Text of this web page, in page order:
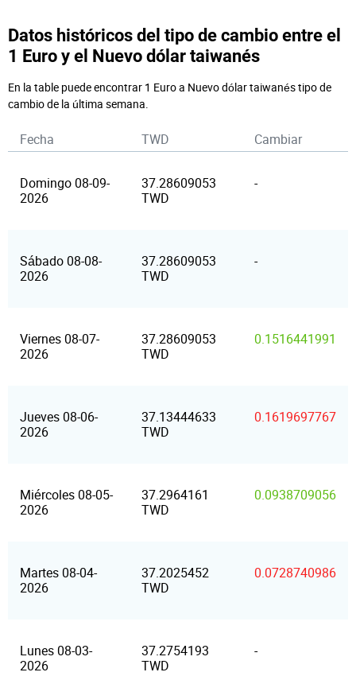
Datos históricos del tipo de cambio entre el
1 Euro y el Nuevo dólar taiwanés
En la table puede encontrar 1 Euro a Nuevo dólar taiwanés tipo de
cambio de la última semana.
Fecha TWD Cambiar
Domingo 08-09-
2026
37.28609053
TWD
-
Sábado 08-08-
2026
37.28609053
TWD
-
Viernes 08-07-
2026
37.28609053
TWD
0.1516441991
Jueves 08-06-
2026
37.13444633
TWD
0.1619697767
Miércoles 08-05-
2026
37.2964161
TWD
0.0938709056
Martes 08-04-
2026
37.2025452
TWD
0.0728740986
Lunes 08-03-
2026
37.2754193
TWD
-